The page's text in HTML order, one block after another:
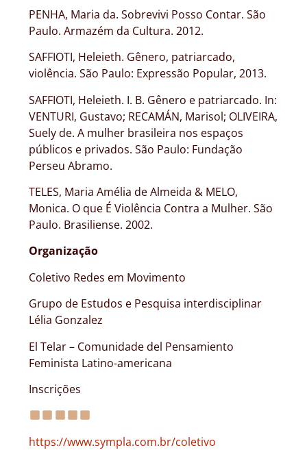
PENHA, Maria da. Sobrevivi Posso Contar. São
Paulo. Armazém da Cultura. 2012.
SAFFIOTI, Heleieth. Gênero, patriarcado,
violência. São Paulo: Expressão Popular, 2013.
SAFFIOTI, Heleieth. I. B. Gênero e patriarcado. In:
VENTURI, Gustavo; RECAMÁN, Marisol; OLIVEIRA,
Suely de. A mulher brasileira nos espaços
públicos e privados. São Paulo: Fundação
Perseu Abramo.
TELES, Maria Amélia de Almeida & MELO,
Monica. O que É Violência Contra a Mulher. São
Paulo. Brasiliense. 2002.
Organização
Coletivo Redes em Movimento
Grupo de Estudos e Pesquisa interdisciplinar
Lélia Gonzalez
El Telar – Comunidade del Pensamiento
Feminista Latino-americana
Inscrições
https://www.sympla.com.br/coletivo